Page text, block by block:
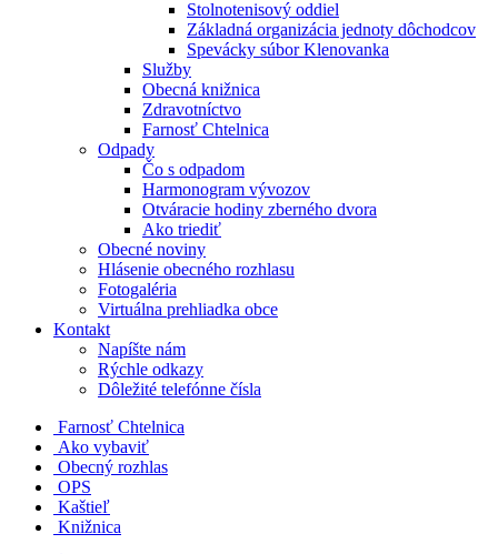
Stolnotenisový oddiel
Základná organizácia jednoty dôchodcov
Spevácky súbor Klenovanka
Služby
Obecná knižnica
Zdravotníctvo
Farnosť Chtelnica
Odpady
Čo s odpadom
Harmonogram vývozov
Otváracie hodiny zberného dvora
Ako triediť
Obecné noviny
Hlásenie obecného rozhlasu
Fotogaléria
Virtuálna prehliadka obce
Kontakt
Napíšte nám
Rýchle odkazy
Dôležité telefónne čísla
Farnosť Chtelnica
Ako vybaviť
Obecný rozhlas
OPS
Kaštieľ
Knižnica